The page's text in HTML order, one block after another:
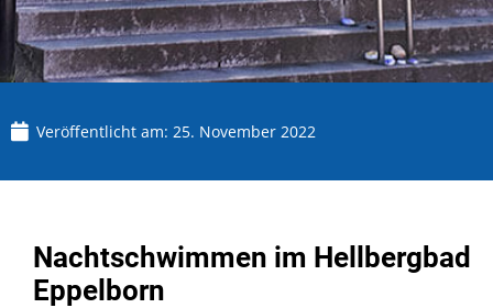
Veröffentlicht am: 25. November 2022
Nachtschwimmen im Hellbergbad
Eppelborn